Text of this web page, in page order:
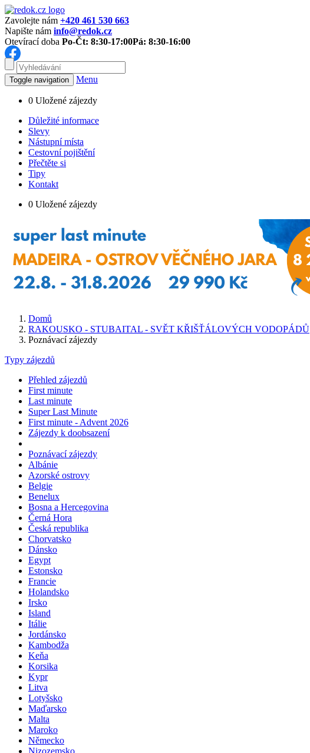
Zavolejte nám +420 461 530 663
Napište nám info@redok.cz
Otevírací doba Po-Čt: 8:30-17:00Pá: 8:30-16:00
Toggle navigation Menu
0 Uložené zájezdy
Důležité informace
Slevy
Nástupní místa
Cestovní pojištění
Přečtěte si
Tipy
Kontakt
0 Uložené zájezdy
Domů
RAKOUSKO - STUBAITAL - SVĚT KŘIŠŤÁLOVÝCH VODOPÁDŮ
Poznávací zájezdy
Typy zájezdů
Přehled zájezdů
First minute
Last minute
Super Last Minute
First minute - Advent 2026
Zájezdy k doobsazení
Poznávací zájezdy
Albánie
Azorské ostrovy
Belgie
Benelux
Bosna a Hercegovina
Černá Hora
Česká republika
Chorvatsko
Dánsko
Egypt
Estonsko
Francie
Holandsko
Irsko
Island
Itálie
Jordánsko
Kambodža
Keňa
Korsika
Kypr
Litva
Lotyšsko
Maďarsko
Malta
Maroko
Německo
Nizozemsko